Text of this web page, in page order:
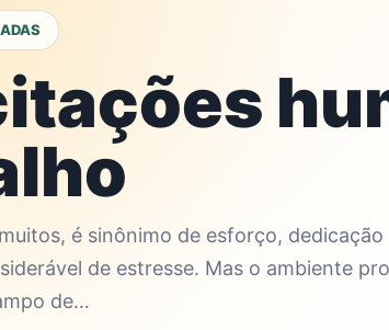
é sinônimo de esforço, dedicação
de estresse. Mas o ambiente
de…